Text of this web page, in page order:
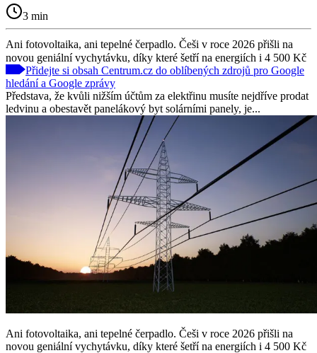
3 min
Ani fotovoltaika, ani tepelné čerpadlo. Češi v roce 2026 přišli na
novou geniální vychytávku, díky které šetří na energiích i 4 500 Kč
Přidejte si obsah Centrum.cz do oblíbených zdrojů pro Google
hledání a Google zprávy
Představa, že kvůli nižším účtům za elektřinu musíte nejdříve prodat
ledvinu a obestavět panelákový byt solárními panely, je...
Ani fotovoltaika, ani tepelné čerpadlo. Češi v roce 2026 přišli na
novou geniální vychytávku, díky které šetří na energiích i 4 500 Kč